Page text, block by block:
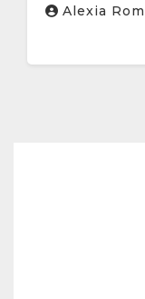
Alexia